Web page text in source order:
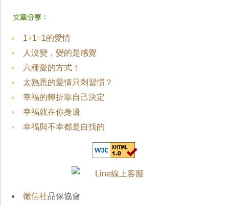
1+1=1的愛情
人沒變，變的是感覺
六種愛的方式！
太熟悉的愛情只剩習慣？
幸福的轉折靠自己決定
幸福就在你身邊
幸福與不幸都是自找的
徵信社品保協會